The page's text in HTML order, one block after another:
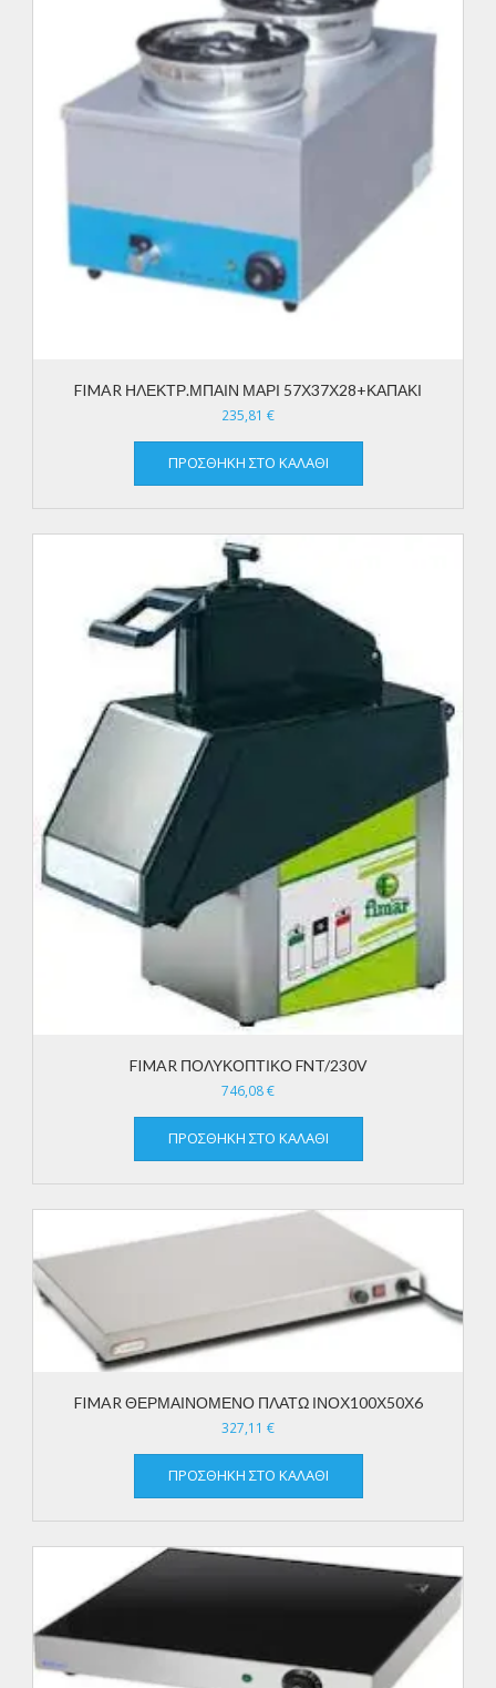
FIMAR ΗΛΕΚΤΡ.ΜΠΑΙΝ ΜΑΡΙ 57Χ37Χ28+ΚΑΠΑΚΙ
235,81 €
ΠΡΟΣΘΉΚΗ ΣΤΟ ΚΑΛΆΘΙ
FIMAR ΠΟΛΥΚΟΠΤΙΚΟ FNT/230V
746,08€
ΠΡΟΣΘΉΚΗ ΣΤΟ ΚΑΛΆΘΙ
FIMAR ΘΕΡΜΑΙΝΟΜΕΝΟ ΠΛΑΤΩ ΙΝΟΧ100Χ50Χ6
327,11 €
ΠΡΟΣΘΉΚΗ ΣΤΟ ΚΑΛΆΘΙ